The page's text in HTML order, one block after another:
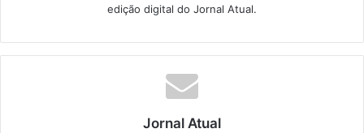
edição digital do Jornal Atual.
Jornal Atual